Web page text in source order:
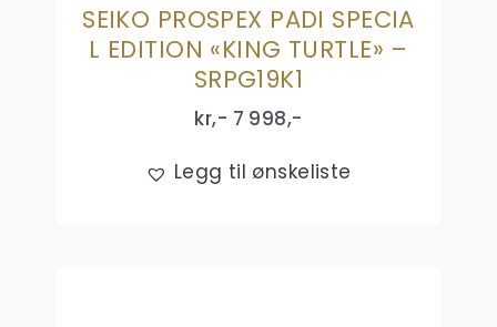
SEIKO PROSPEX PADI SPECIA
L EDITION «KING TURTLE» –
SRPG19K1
kr,- 7 998,-
Legg til ønskeliste